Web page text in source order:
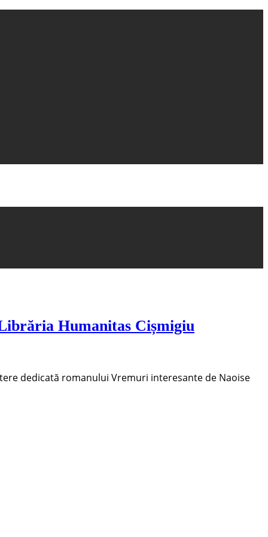
Humanitas Cișmigiu
dedicată romanului Vremuri interesante de Naoise